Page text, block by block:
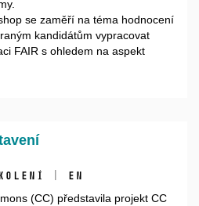
se zaměří na téma hodnocení
kandidátům vypracovat
FAIR s ohledem na aspekt
| EN
(CC) představila projekt CC